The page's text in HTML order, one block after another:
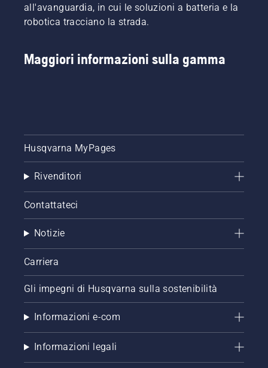
all'avanguardia, in cui le soluzioni a batteria e la
robotica tracciano la strada.
Maggiori informazioni sulla gamma
Husqvarna MyPages
Rivenditori
Contattateci
Notizie
Carriera
Gli impegni di Husqvarna sulla sostenibilità
Informazioni e-com
Informazioni legali